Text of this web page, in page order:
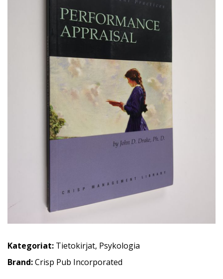
Kategoriat: Tietokirjat, Psykologia
Brand:Crisp Pub Incorporated